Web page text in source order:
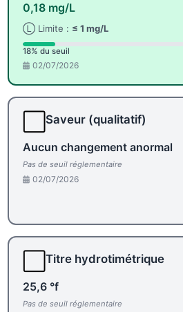
0,18 mg/L
Ⓛ Limite : ≤ 1 mg/L
18% du seuil
02/07/2026
Saveur (qualitatif)
Aucun changement anormal
Pas de seuil réglementaire
02/07/2026
Titre hydrotimétrique
25,6 °f
Pas de seuil réglementaire